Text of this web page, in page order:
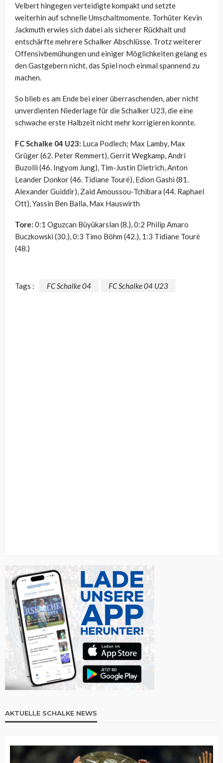
Velbert hingegen verteidigte kompakt und setzte
weiterhin auf schnelle Umschaltmomente. Torhüter Kevin
Jackmuth erwies sich dabei als sicherer Rückhalt und
entschärfte mehrere Schalker Abschlüsse. Trotz weiterer
Offensivbemühungen und einiger Möglichkeiten gelang es
den Gastgebern nicht, das Spiel noch einmal spannend zu
machen.
So blieb es am Ende bei einer überraschenden, aber nicht
unverdienten Niederlage für die Schalker U23, die eine
schwache erste Halbzeit nicht mehr korrigieren konnte.
FC Schalke 04 U23: Luca Podlech; Max Lamby, Max
Grüger (62. Peter Remmert), Gerrit Wegkamp, Andri
Buzolli (46. Ingyom Jung), Tim-Justin Dietrich, Anton
Leander Donkor (46. Tidiane Touré), Edion Gashi (81.
Alexander Guiddir), Zaid Amoussou-Tchibara (44. Raphael
Ott), Yassin Ben Balla, Max Hauswirth
Tore: 0:1 Oguzcan Büyükarslan (8.), 0:2 Philip Amaro
Buczkowski (30.), 0:3 Timo Böhm (42.), 1:3 Tidiane Touré
(48.)
Tags : FC Schalke 04 FC Schalke 04 U23
AKTUELLE SCHALKE NEWS